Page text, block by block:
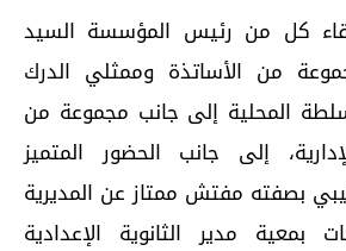
كل من رئيس المؤسسة السيد
من الأساتذة وممثلي الدرك
المحلية إلى جانب مجموعة من
إلى جانب الحضور المتميز
بصفته مفتش ممتاز عن المديرية
بمعية مدير الثانوية الإعدادية